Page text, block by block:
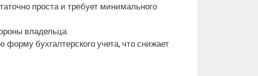
проста и требует минимального
владельца.
бухгалтерского учета, что снижает